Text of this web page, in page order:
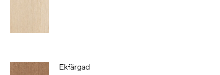
Ekfärgad